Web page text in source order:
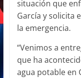
situación que
García y solicita
la emergencia.
“Venimos a
que ha
agua potable en